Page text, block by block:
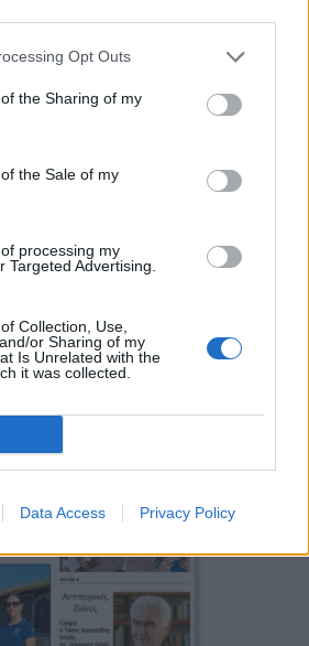
Opt Outs
the Sharing of my
the Sale of my
processing my
Targeted Advertising.
Collection, Use,
or Sharing of my
Is Unrelated with the
it was collected.
Data Access Privacy Policy